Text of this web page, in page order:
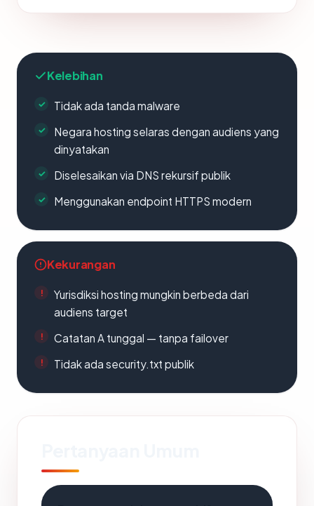
Kelebihan
Tidak ada tanda malware
Negara hosting selaras dengan audiens yang
dinyatakan
Diselesaikan via DNS rekursif publik
Menggunakan endpoint HTTPS modern
Kekurangan
Yurisdiksi hosting mungkin berbeda dari
audiens target
Catatan A tunggal — tanpa failover
Tidak ada security.txt publik